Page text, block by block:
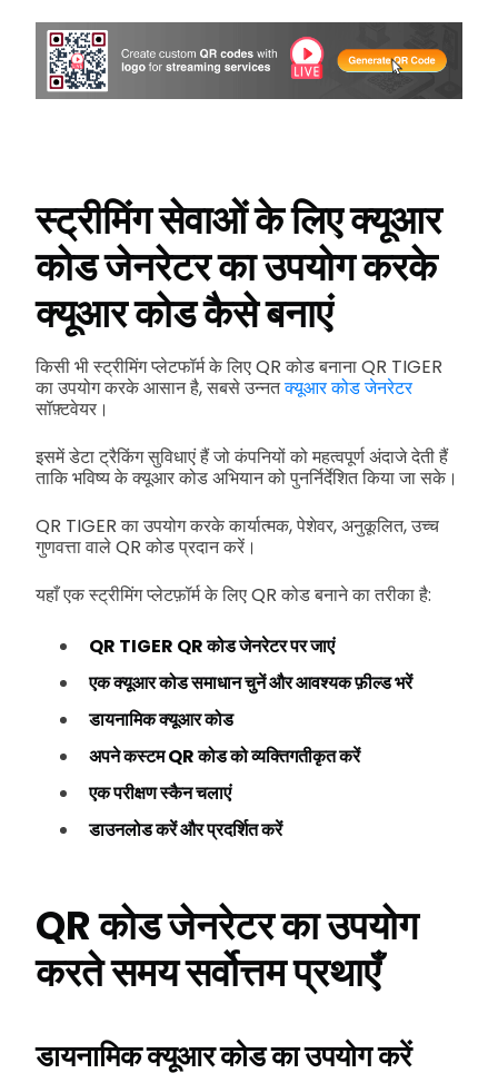
स्ट्रीमिंग सेवाओं के लिए क्यूआर
कोड जेनरेटर का उपयोग करके
क्यूआर कोड कैसे बनाएं
किसी भी स्ट्रीमिंग प्लेटफॉर्म के लिए QR कोड बनाना QR TIGER
का उपयोग करके आसान है, सबसे उन्नतक्यूआर कोड जेनरेटर
सॉफ़्टवेयर।
इसमें डेटा ट्रैकिंग सुविधाएं हैं जो कंपनियों को महत्वपूर्ण अंदाजे देती हैं
ताकि भविष्य के क्यूआर कोड अभियान को पुनर्निर्देशित किया जा सके।
QR TIGER का उपयोग करके कार्यात्मक, पेशेवर, अनुकूलित, उच्च
गुणवत्ता वाले QR कोड प्रदान करें।
यहाँ एक स्ट्रीमिंग प्लेटफ़ॉर्म के लिए QR कोड बनाने का तरीका है:
QR TIGER QR कोड जेनरेटर पर जाएं
एक क्यूआर कोड समाधान चुनें और आवश्यक फ़ील्ड भरें
डायनामिक क्यूआर कोड
अपने कस्टम QR कोड को व्यक्तिगतीकृत करें
एक परीक्षण स्कैन चलाएं
डाउनलोड करें और प्रदर्शित करें
QR कोड जेनरेटर का उपयोग
करते समय सर्वोत्तम प्रथाएँ
डायनामिक क्यूआर कोड का उपयोग करें